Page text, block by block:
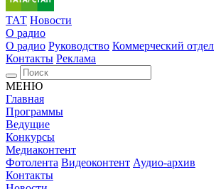
ТАТ Новости
О радио
О радио Руководство Коммерческий отдел
Контакты Реклама
МЕНЮ
Главная
Программы
Ведущие
Конкурсы
Медиаконтент
Фотолента Видеоконтент Аудио-архив
Контакты